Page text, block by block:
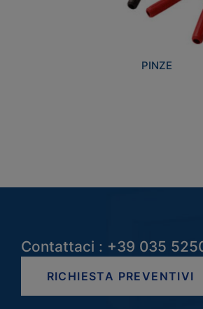
PINZE
Contattaci : +39 035
RICHIESTA PREVENTIVI